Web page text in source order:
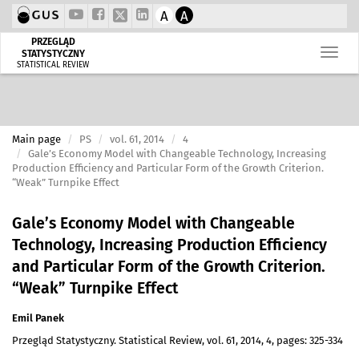
A A
PRZEGLĄD
STATYSTYCZNY
STATISTICAL REVIEW
Main page PS vol. 61, 2014
4
Gale’s Economy Model with Changeable Technology, Increasing
Production Efficiency and Particular Form of the Growth Criterion.
“Weak” Turnpike Effect
Gale’s Economy Model with Changeable
Technology, Increasing Production Efficiency
and Particular Form of the Growth Criterion.
“Weak” Turnpike Effect
Emil Panek
Przegląd Statystyczny. Statistical Review, vol. 61, 2014, 4, pages: 325-334